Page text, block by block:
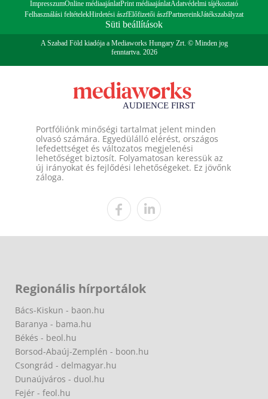
ImpresszumOnline médiaajánlatPrint médiaajánlatAdatvédelmi tájékoztató
Felhasználási feltételekHirdetési ászfElőfizetői ászfPartnereinkJátékszabályzat
Süti beállítások
A Szabad Föld kiadója a Mediaworks Hungary Zrt. © Minden jog
fenntartva. 2026
Portfóliónk minőségi tartalmat jelent minden
olvasó számára. Egyedülálló elérést, országos
lefedettséget és változatos megjelenési
lehetőséget biztosít. Folyamatosan keressük az
új irányokat és fejlődési lehetőségeket. Ez jövőnk
záloga.
Regionális hírportálok
Bács-Kiskun - baon.hu
Baranya - bama.hu
Békés - beol.hu
Borsod-Abaúj-Zemplén - boon.hu
Csongrád - delmagyar.hu
Dunaújváros - duol.hu
Fejér - feol.hu